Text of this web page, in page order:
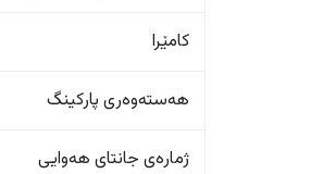
کامێرا
هەستەوەری پارکینگ
ژمارەی جانتای هەوایی